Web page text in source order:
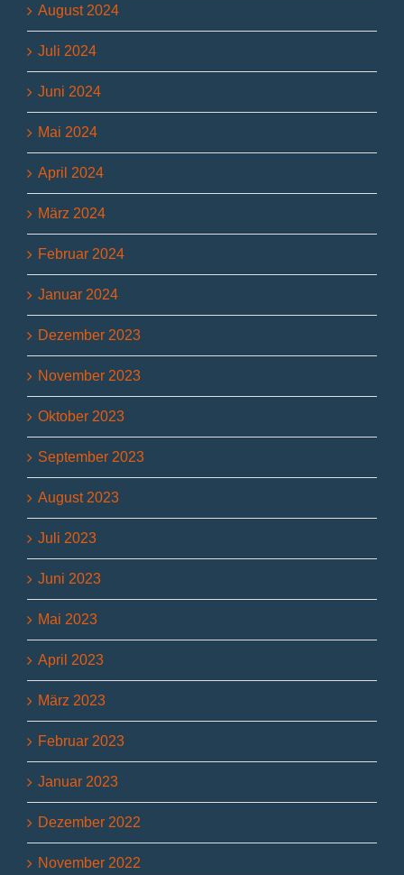
August 2024
Juli 2024
Juni 2024
Mai 2024
April 2024
März 2024
Februar 2024
Januar 2024
Dezember 2023
November 2023
Oktober 2023
September 2023
August 2023
Juli 2023
Juni 2023
Mai 2023
April 2023
März 2023
Februar 2023
Januar 2023
Dezember 2022
November 2022